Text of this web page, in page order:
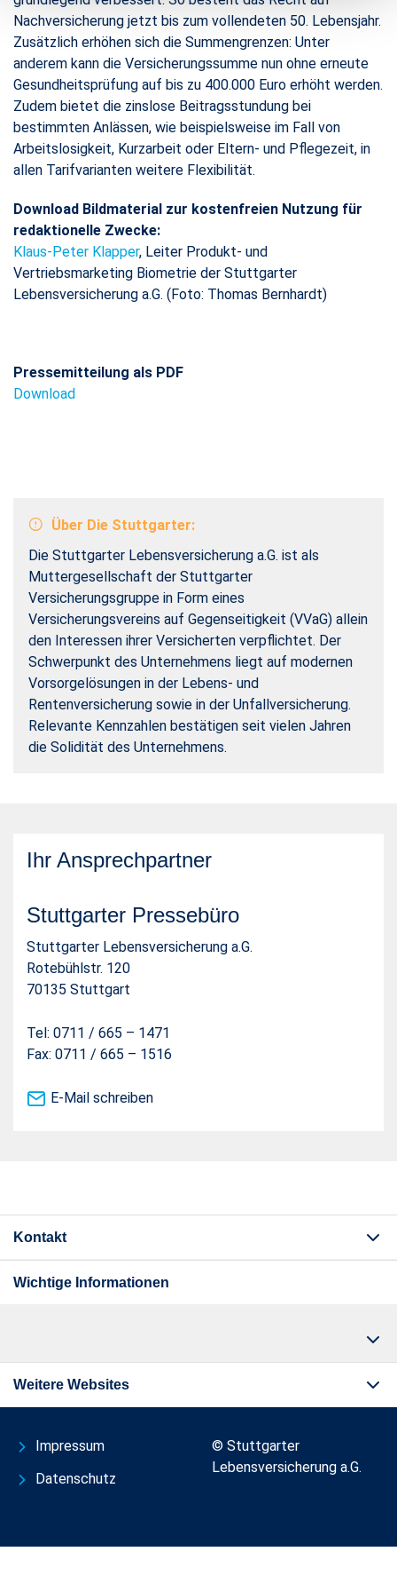
Nachversicherung jetzt bis zum vollendeten 50. Lebensjahr.
Zusätzlich erhöhen sich die Summengrenzen: Unter
anderem kann die Versicherungssumme nun ohne erneute
Gesundheitsprüfung auf bis zu 400.000 Euro erhöht werden.
Zudem bietet die zinslose Beitragsstundung bei
bestimmten Anlässen, wie beispielsweise im Fall von
Arbeitslosigkeit, Kurzarbeit oder Eltern- und Pflegezeit, in
allen Tarifvarianten weitere Flexibilität.
Download Bildmaterial zur kostenfreien Nutzung für
redaktionelle Zwecke:​​​​​​​​​​​​​​​​​​​​
Klaus-Peter Klapper, Leiter Produkt- und
Vertriebsmarketing Biometrie der Stuttgarter
Lebensversicherung a.G. (Foto: Thomas Bernhardt)
Pressemitteilung als PDF
Download
Über Die Stuttgarter:
Die Stuttgarter Lebensversicherung a.G. ist als
Muttergesellschaft der Stuttgarter
Versicherungsgruppe in Form eines
Versicherungsvereins auf Gegenseitigkeit (VVaG) allein
den Interessen ihrer Versicherten verpflichtet. Der
Schwerpunkt des Unternehmens liegt auf modernen
Vorsorgelösungen in der Lebens- und
Rentenversicherung sowie in der Unfallversicherung.
Relevante Kennzahlen bestätigen seit vielen Jahren
die Solidität des Unternehmens.
Ihr Ansprechpartner
Stuttgarter Pressebüro
Stuttgarter Lebensversicherung a.G.
Rotebühlstr. 120
70135 Stuttgart
Tel: 0711 / 665 – 1471
Fax: 0711 / 665 – 1516
E-Mail schreiben
Kontakt
Wichtige Informationen
Weitere Websites
Impressum
Datenschutz
© Stuttgarter
Lebensversicherung a.G.